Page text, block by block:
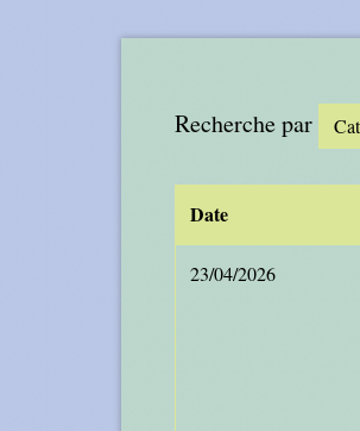
Recherche par
Date
23/04/2026